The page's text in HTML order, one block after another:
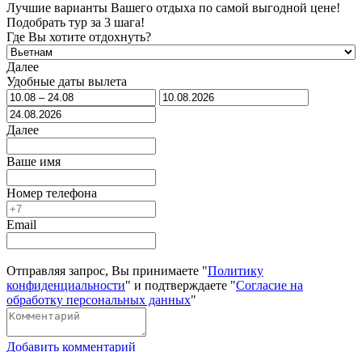
Лучшие варианты Вашего отдыха по самой выгодной цене!
Подобрать тур за 3 шага!
Где Вы хотите отдохнуть?
Далее
Удобные даты вылета
Далее
Ваше имя
Номер телефона
Email
Отправляя запрос, Вы принимаете "Политику
конфиденциальности" и подтверждаете "Согласие на
обработку персональных данных"
Добавить комментарий